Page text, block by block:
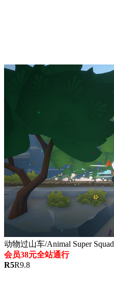
动物过山车/Animal Super Squad
会员38元全站通行
R5R9.8